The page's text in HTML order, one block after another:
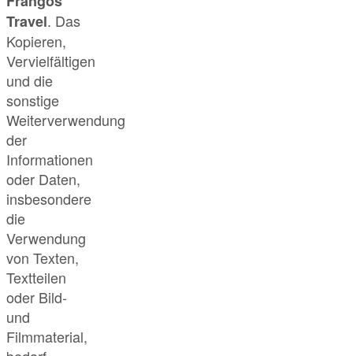
Travel. Das
Kopieren,
Vervielfältigen
und die
sonstige
Weiterverwendung
der
Informationen
oder Daten,
insbesondere
die
Verwendung
von Texten,
Textteilen
oder Bild-
und
Filmmaterial,